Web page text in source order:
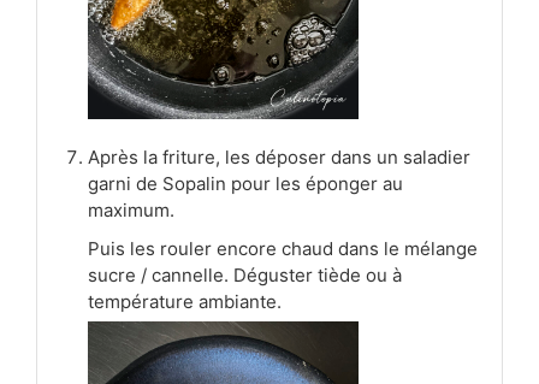
Après la friture, les déposer dans un saladier
garni de Sopalin pour les éponger au
maximum.
Puis les rouler encore chaud dans le mélange
sucre / cannelle. Déguster tiède ou à
température ambiante.